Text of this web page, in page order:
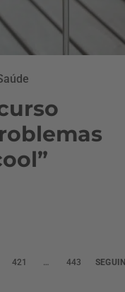
421 … 443